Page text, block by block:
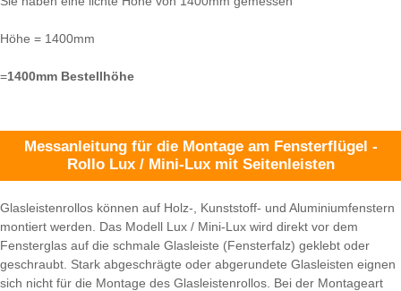
Höhe = 1400mm
=1400mm Bestellhöhe
Messanleitung für die Montage am Fensterflügel -
Rollo Lux / Mini-Lux mit Seitenleisten
Glasleistenrollos können auf Holz-, Kunststoff- und Aluminiumfenstern
montiert werden. Das Modell Lux / Mini-Lux wird direkt vor dem
Fensterglas auf die schmale Glasleiste (Fensterfalz) geklebt oder
geschraubt. Stark abgeschrägte oder abgerundete Glasleisten eignen
sich nicht für die Montage des Glasleistenrollos. Bei der Montageart